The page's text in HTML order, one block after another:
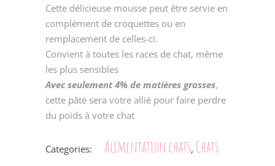
Cette délicieuse mousse peut être servie en
complément de croquettes ou en
remplacement de celles-ci.
Convient à toutes les races de chat, même
les plus sensibles
Avec seulement 4% de matières grasses,
cette pâté sera votre allié pour faire perdre
du poids à votre chat
Categories: Alimentation chats, Chats